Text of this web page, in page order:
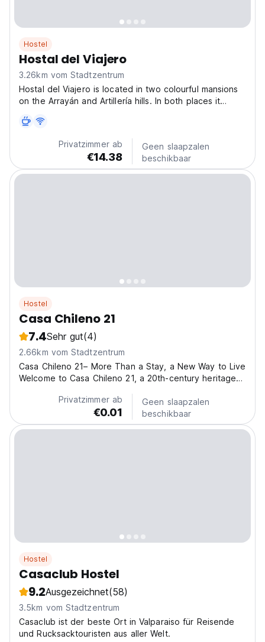
Hostel
Hostal del Viajero
3.26km vom Stadtzentrum
Hostal del Viajero is located in two colourful mansions
on the Arrayán and Artillería hills. In both places it
the foundational neighbourhood of Valparaíso. It also
offers the option of exquisite and abundant...
Privatzimmer ab
€14.38
Geen slaapzalen
beschikbaar
Hostel
Casa Chileno 21
7.4Sehr gut(4)
2.66km vom Stadtzentrum
Casa Chileno 21– More Than a Stay, a New Way to Live
Welcome to Casa Chileno 21, a 20th-century heritage
home is a living cultural space, a creative refuge, and a
gateway to discovering Valparaíso from...
Privatzimmer ab
€0.01
Geen slaapzalen
beschikbaar
Hostel
Casaclub Hostel
9.2Ausgezeichnet(58)
3.5km vom Stadtzentrum
Casaclub ist der beste Ort in Valparaiso für Reisende
und Rucksacktouristen aus aller Welt.